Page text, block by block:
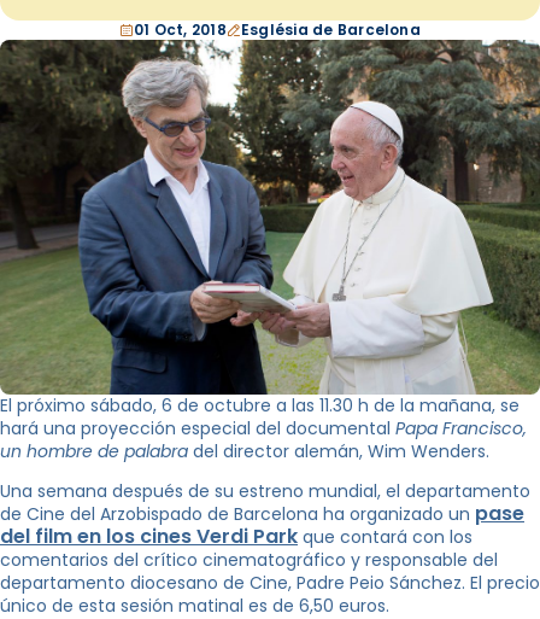
01 Oct, 2018 Església de Barcelona
El próximo sábado, 6 de octubre a las 11.30 h de la mañana, se
hará una proyección especial del documental Papa Francisco,
un hombre de palabra del director alemán, Wim Wenders.
Una semana después de su estreno mundial, el departamento
de Cine del Arzobispado de Barcelona ha organizado un pase
del film en los cines Verdi Park que contará con los
comentarios del crítico cinematográfico y responsable del
departamento diocesano de Cine, Padre Peio Sánchez. El precio
único de esta sesión matinal es de 6,50 euros.